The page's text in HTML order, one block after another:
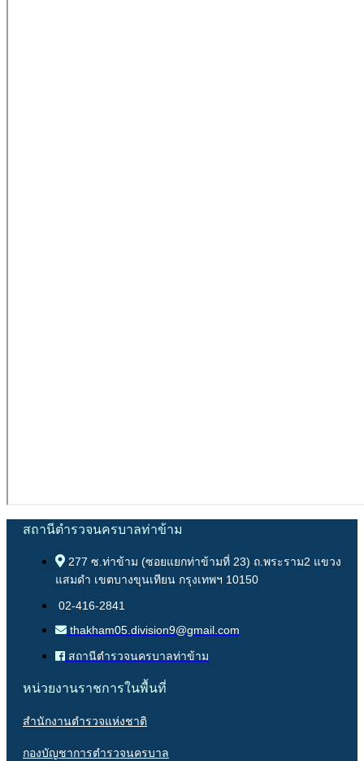
สถานีตำรวจนครบาลท่าข้าม
277 ซ.ท่าข้าม (ซอยแยกท่าข้ามที่ 23) ถ.พระราม2 แขวง
แสมดำ เขตบางขุนเทียน กรุงเทพฯ 10150
02-416-2841
thakham05.division9@gmail.com
สถานีตำรวจนครบาลท่าข้าม
หน่วยงานราชการในพื้นที่
สำนักงานตำรวจแห่งชาติ
กองบัญชาการตำรวจนครบาล